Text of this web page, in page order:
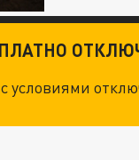
условиями